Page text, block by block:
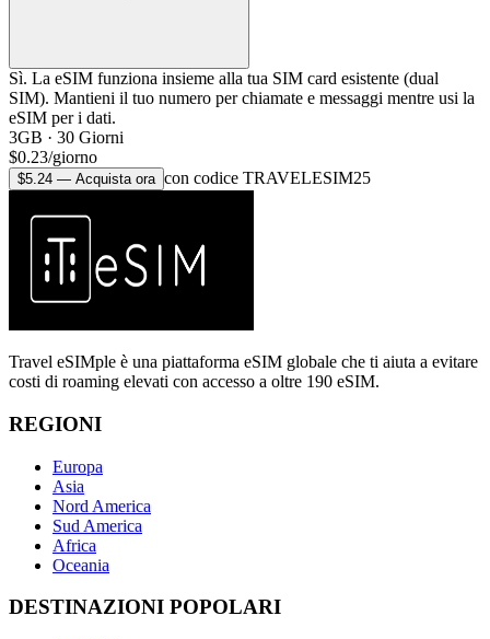
Sì. La eSIM funziona insieme alla tua SIM card esistente (dual
SIM). Mantieni il tuo numero per chiamate e messaggi mentre usi la
eSIM per i dati.
3GB · 30 Giorni
$0.23/giorno
$5.24 — Acquista ora con codice TRAVELESIM25
Travel eSIMple è una piattaforma eSIM globale che ti aiuta a evitare
costi di roaming elevati con accesso a oltre 190 eSIM.
REGIONI
Europa
Asia
Nord America
Sud America
Africa
Oceania
DESTINAZIONI POPOLARI